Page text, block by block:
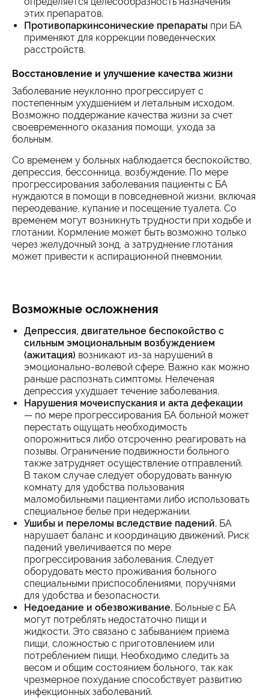
этих препаратов.
Противопаркинсонические препараты при БА
применяют для коррекции поведенческих
расстройств.
Восстановление и улучшение качества жизни
Заболевание неуклонно прогрессирует с
постепенным ухудшением и летальным исходом.
Возможно поддержание качества жизни за счет
своевременного оказания помощи, ухода за
больным.
Со временем у больных наблюдается беспокойство,
депрессия, бессонница, возбуждение. По мере
прогрессирования заболевания пациенты с БА
нуждаются в помощи в повседневной жизни, включая
переодевание, купание и посещение туалета. Со
временем могут возникнуть трудности при ходьбе и
глотании. Кормление может быть возможно только
через желудочный зонд, а затруднение глотания
может привести к аспирационной пневмонии.
Возможные осложнения
Депрессия, двигательное беспокойство с
сильным эмоциональным возбуждением
(ажитация) возникают из-за нарушений в
эмоционально-волевой сфере. Важно как можно
раньше распознать симптомы. Нелеченая
депрессия ухудшает течение заболевания.
Нарушения мочеиспускания и акта дефекации
— по мере прогрессирования БА больной может
перестать ощущать необходимость
опорожниться либо отсроченно реагировать на
позывы. Ограничение подвижности больного
также затрудняет осуществление отправлений.
В таком случае следует оборудовать ванную
комнату для удобства пользования
маломобильными пациентами либо использовать
специальное белье при недержании.
Ушибы и переломы вследствие падений. БА
нарушает баланс и координацию движений. Риск
падений увеличивается по мере
прогрессирования заболевания. Следует
оборудовать место проживания больного
специальными приспособлениями, поручнями
для удобства и безопасности.
Недоедание и обезвоживание. Больные с БА
могут потреблять недостаточно пищи и
жидкости. Это связано с забыванием приема
пищи, сложностью с приготовлением или
потреблением пищи. Необходимо следить за
весом и общим состоянием больного, так как
чрезмерное похудание способствует развитию
инфекционных заболеваний.